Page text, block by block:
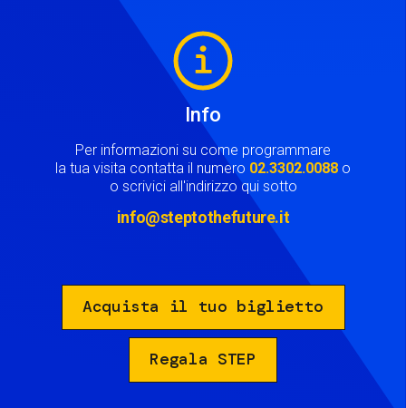
Info
Per informazioni su come programmare
la tua visita contatta il numero 02.3302.0088 o
o scrivici all'indirizzo qui sotto
info@steptothefuture.it
Acquista il tuo biglietto
Regala STEP